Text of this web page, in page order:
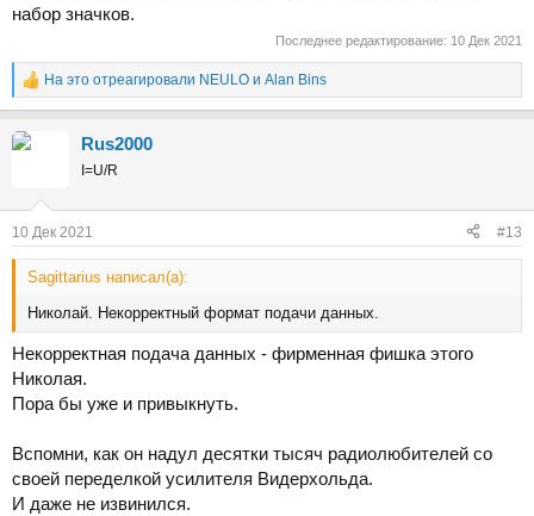
набор значков.
Последнее редактирование: 10 Дек 2021
Р
е
к
На это отреагировали NEULO и Alan Bins
Rus2000
I=U/R
10 Дек 2021 #13
Sаgittarius написал(а):
Николай. Некорректный формат подачи данных.
Некорректная подача данных - фирменная фишка этого
Николая.
Пора бы уже и привыкнуть.
Вспомни, как он надул десятки тысяч радиолюбителей со
своей переделкой усилителя Видерхольда.
И даже не извинился.